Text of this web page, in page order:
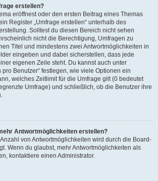
erstellen?
eröffnest oder den ersten Beitrag eines Themas
Register „Umfrage erstellen“ unterhalb des
Solltest du diesen Bereich nicht sehen
nicht die Berechtigung, Umfragen zu
Titel und mindestens zwei Antwortmöglichkeiten in
eingeben und dabei sicherstellen, dass jede
eigenen Zeile steht. Du kannst auch unter
Benutzer“ festlegen, wie viele Optionen ein
welches Zeitlimit für die Umfrage gilt (0 bedeutet
Umfrage) und schließlich, ob die Benutzer ihre
Antwortmöglichkeiten erstellen?
von Antwortmöglichkeiten wird durch die Board-
Wenn du glaubst, mehr Antwortmöglichkeiten als
kontaktiere einen Administrator.